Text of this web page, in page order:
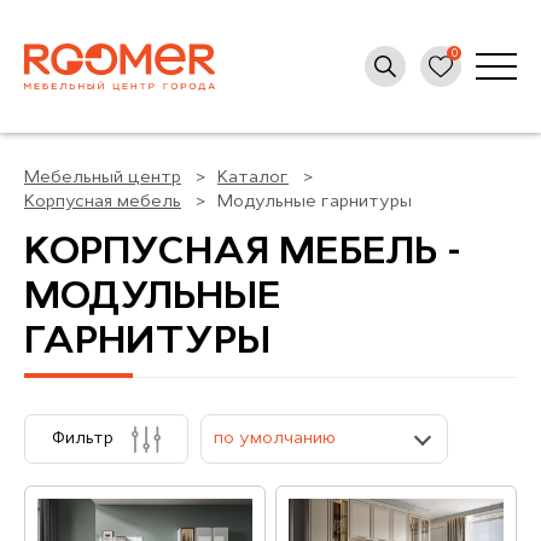
Мебельный центр
Каталог
Корпусная мебель
Модульные гарнитуры
КОРПУСНАЯ МЕБЕЛЬ -
МОДУЛЬНЫЕ
ГАРНИТУРЫ
Фильтр по умолчанию